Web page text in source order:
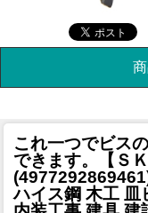
これ一つでビス
できます。
【Ｓ
ハイス鋼 木工 皿